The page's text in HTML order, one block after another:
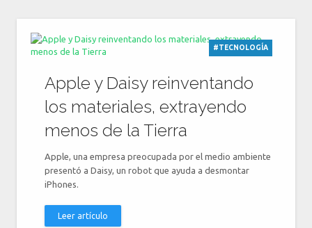
#TECNOLOGÍA
Apple y Daisy reinventando
los materiales, extrayendo
menos de la Tierra
Apple, una empresa preocupada por el medio ambiente
presentó a Daisy, un robot que ayuda a desmontar
iPhones.
Leer artículo